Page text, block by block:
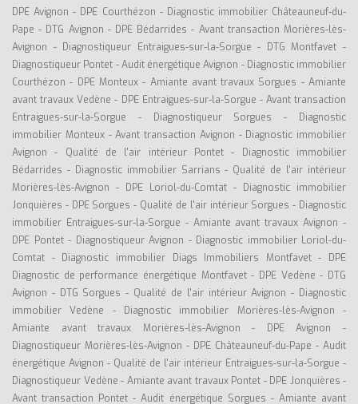
DPE Avignon - DPE Courthézon - Diagnostic immobilier Châteauneuf-du-
Pape - DTG Avignon - DPE Bédarrides- Avant transaction Morières-lès-
Avignon - Diagnostiqueur Entraigues-sur-la-Sorgue - DTG Montfavet -
Diagnostiqueur Pontet -Audit énergétique Avignon - Diagnostic immobilier
Courthézon- DPE Monteux- Amiante avant travaux Sorgues -Amiante
avant travaux Vedène- DPE Entraigues-sur-la-Sorgue - Avant transaction
Entraigues-sur-la-Sorgue - Diagnostiqueur Sorgues -
Diagnostic
immobilier Monteux-Avant transaction Avignon - Diagnostic immobilier
Avignon - Qualité de l'air intérieur Pontet -
Diagnostic immobilier
Bédarrides - Diagnostic immobilier Sarrians - Qualité de l'air intérieur
Morières-lès-Avignon - DPE Loriol-du-Comtat -
Diagnostic immobilier
Jonquières - DPE Sorgues - Qualité de l'air intérieur Sorgues - Diagnostic
immobilier Entraigues-sur-la-Sorgue - Amiante avant travaux Avignon -
DPE Pontet- Diagnostiqueur Avignon - Diagnostic immobilier Loriol-du-
Comtat - Diagnostic immobilier Diags Immobiliers Montfavet-
DPE
Diagnostic de performance énergétique Montfavet- DPE Vedène- DTG
Avignon - DTG Sorgues - Qualité de l'air intérieur Avignon - Diagnostic
immobilier Vedène - Diagnostic immobilier Morières-lès-Avignon -
Amiante avant travaux Morières-lès-Avignon - DPE Avignon -
Diagnostiqueur Morières-lès-Avignon - DPE Châteauneuf-du-Pape - Audit
énergétique Avignon - Qualité de l'air intérieur Entraigues-sur-la-Sorgue -
Diagnostiqueur Vedène - Amiante avant travaux Pontet - DPE Jonquières -
Avant transaction Pontet -Audit énergétique Sorgues - Amiante avant